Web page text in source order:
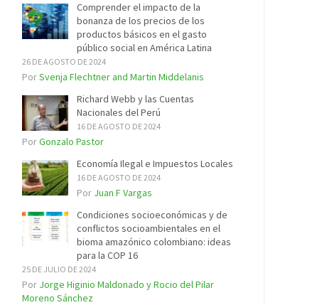
Comprender el impacto de la
bonanza de los precios de los
productos básicos en el gasto
público social en América Latina
26 DE AGOSTO DE 2024
PorSvenja Flechtner and Martin Middelanis
Richard Webb y las Cuentas
Nacionales del Perú
16 DE AGOSTO DE 2024
PorGonzalo Pastor
Economía Ilegal e Impuestos Locales
16 DE AGOSTO DE 2024
Por Juan F Vargas
Condiciones socioeconómicas y de
conflictos socioambientales en el
bioma amazónico colombiano: ideas
para la COP 16
25 DE JULIO DE 2024
Por Jorge Higinio Maldonado y Rocio del Pilar
Moreno Sánchez